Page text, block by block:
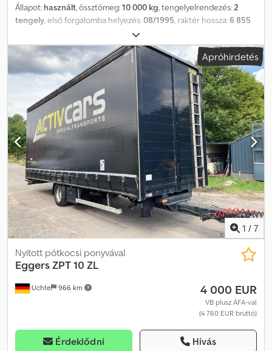
Állapot: használt, össztömeg:10 000 kg, tengelyelrendezés:2
tengely, első forgalomba helyezés:08/1995, raktér hossza:6 855
2 474 mm
SAF tengelyek * 40 mm-es vonószem * Platós ponyvás
felépítmény * Tandem Crjdewi Edaopfx Aagof * Edscha
tolóponyva tető * Saját tömeg: 3.670 kg -----Belső járműazonosító:
9524----A tévedések és az időközi értékesítés jogát fenntartjuk.
WhatsApp támogatás elérhető! Járművel kapcsolatos kérdés
esetén vagy további információért írjon nekünk kényelmesen
WhatsApp-on keresztül.
Apróhirdetés
1 / 7
Uchte 966 km
Nyitott pótkocsi ponyvával
EggersZPT 10 ZL
4 000 EUR
VB plusz ÁFA-val
(4 760 EUR bruttó)
Érdeklődni Hívás